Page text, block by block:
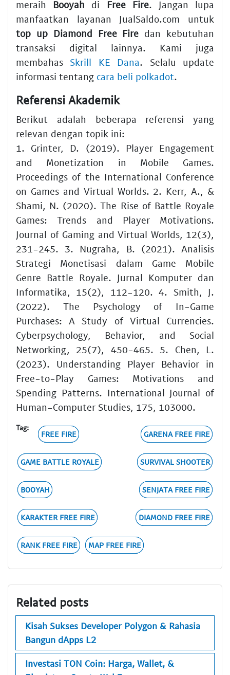
meraih Booyah di Free Fire. Jangan lupa
manfaatkan layanan JualSaldo.com untuk
top up Diamond Free Fire dan kebutuhan
transaksi digital lainnya. Kami juga
membahasSkrill KE Dana. Selalu update
informasi tentang cara beli polkadot.
Referensi Akademik
Berikut adalah beberapa referensi yang
relevan dengan topik ini:
1. Grinter, D. (2019). Player Engagement
and Monetization in Mobile Games.
Proceedings of the International Conference
on Games and Virtual Worlds. 2. Kerr, A., &
Shami, N. (2020). The Rise of Battle Royale
Games: Trends and Player Motivations.
Journal of Gaming and Virtual Worlds, 12(3),
231-245. 3. Nugraha, B. (2021). Analisis
Strategi Monetisasi dalam Game Mobile
Genre Battle Royale. Jurnal Komputer dan
Informatika, 15(2), 112-120. 4. Smith, J.
(2022). The Psychology of In-Game
Purchases: A Study of Virtual Currencies.
Cyberpsychology, Behavior, and Social
Networking, 25(7), 450-465. 5. Chen, L.
(2023). Understanding Player Behavior in
Free-to-Play Games: Motivations and
Spending Patterns. International Journal of
Human-Computer Studies, 175, 103000.
Tag:
FREE FIRE GARENA FREE FIRE
GAME BATTLE ROYALE SURVIVAL SHOOTER
BOOYAH SENJATA FREE FIRE
KARAKTER FREE FIRE DIAMOND FREE FIRE
RANK FREE FIRE MAP FREE FIRE
Related posts
Kisah Sukses Developer Polygon & Rahasia
Bangun dApps L2
Investasi TON Coin: Harga, Wallet, &